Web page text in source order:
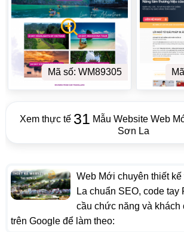
Mã số: WM89305
Xem thực tế 31 Mẫu Website Web
Sơn La
Web Mới chuyên thiết
La chuẩn SEO, code tay
cầu chức năng và khách
trên Google để làm theo: